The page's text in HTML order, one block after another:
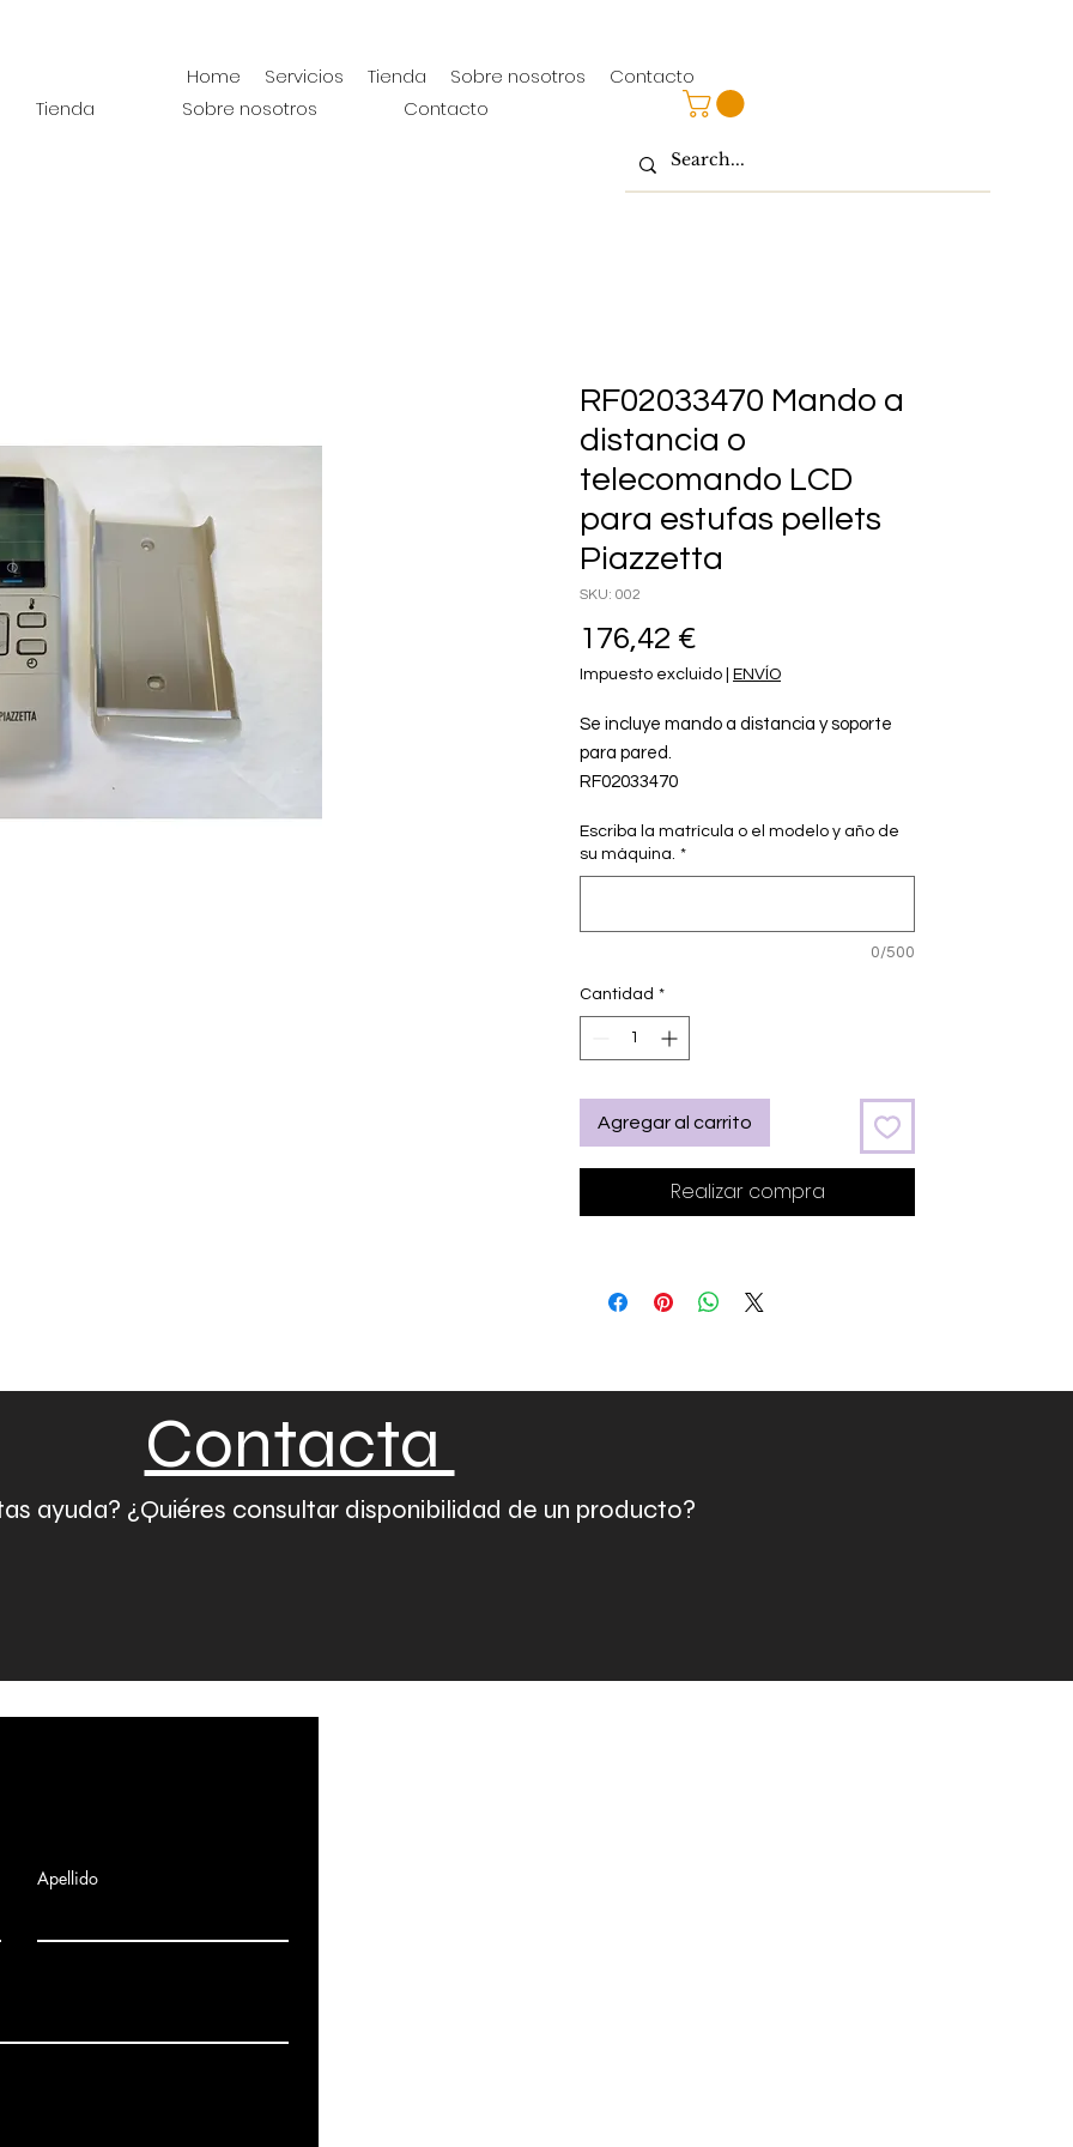
Tienda Sobre nosotros Contacto
RF02033470 Mando a
distancia o
telecomando LCD
para estufas pellets
Piazzetta
SKU: 002
176,42 €
Impuesto excluido ENVÍO
Se incluye mando a distancia y soporte
para pared.
RF02033470
Recambio ORIGINAL para estufas y
chimeneas de pellets Piazzetta.
Escriba la matrícula o el modelo y año de
su máquina. *
0/500
Cantidad *
Agregar al carrito
Realizar compra
Contacta
ayuda? ¿Quiéres consultar disponibilidad de un producto?
Home Servicios Tienda Sobre nosotros Contacto
Apellido